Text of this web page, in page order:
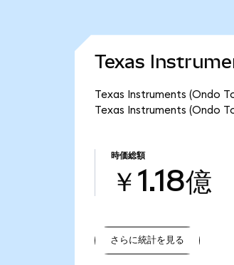
Texas
Texas Instruments (Ondo
Texas Instruments (Ondo
時価総額
￥1.18億
さらに統計を見る